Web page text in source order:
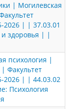
| Могилевская
2026 | | 37.03.01
и здоровья | |
психология |
Факультет
2026 | | 44.03.02
Психология